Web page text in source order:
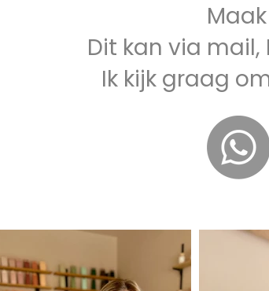
Dit kan via
Ik kijk graag